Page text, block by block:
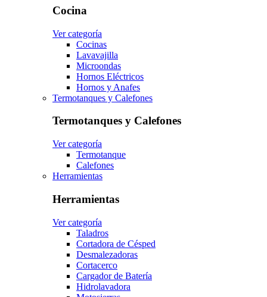
Cocina
Ver categoría
Cocinas
Lavavajilla
Microondas
Hornos Eléctricos
Hornos y Anafes
Termotanques y Calefones
Termotanques y Calefones
Ver categoría
Termotanque
Calefones
Herramientas
Herramientas
Ver categoría
Taladros
Cortadora de Césped
Desmalezadoras
Cortacerco
Cargador de Batería
Hidrolavadora